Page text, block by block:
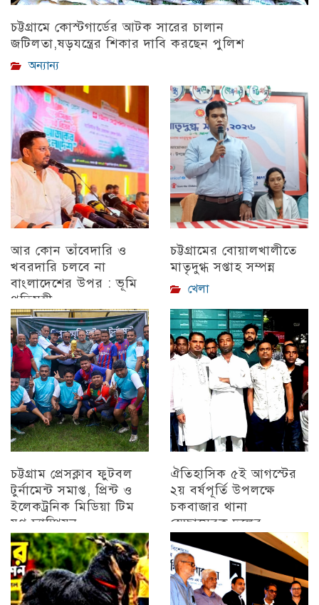
চট্টগ্রামে কোস্টগার্ডের আটক সারের চালান
জটিলতা,ষড়যন্ত্রের শিকার দাবি করছেন পুলিশ
অন্যান্য
আর কোন তাঁবেদারি ও
খবরদারি চলবে না
বাংলাদেশের উপর : ভূমি
প্রতিমন্ত্রী
চট্টগ্রাম
চট্টগ্রামের বোয়ালখালীতে
মাতৃদুগ্ধ সপ্তাহ সম্পন্ন
খেলা
চট্টগ্রাম প্রেসক্লাব ফুটবল
টুর্নামেন্ট সমাপ্ত, প্রিন্ট ও
ইলেকট্রনিক মিডিয়া টিম
যুগ্ন চ্যাম্পিয়ন
চট্টগ্রাম
ঐতিহাসিক ৫ই আগস্টের
২য় বর্ষপূর্তি উপলক্ষে
চকবাজার থানা
স্বেচ্ছাসেবক দলের
প্রামাণ্যচিত্র প্রদর্শন ও
বিজয় মিছিল
চট্টগ্রাম